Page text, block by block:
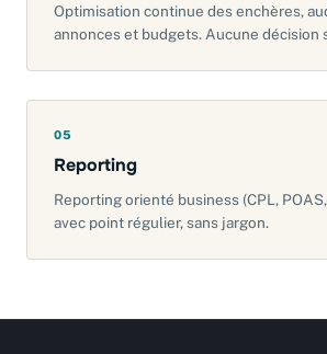
Optimisation continue des enchères,
annonces et budgets. Aucune décision
05
Reporting
Reporting orienté business (CPL,
avec point régulier, sans jargon.